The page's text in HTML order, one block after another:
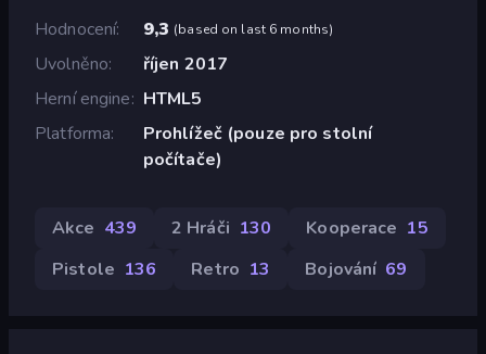
Hodnocení 9,3 (based on last 6 months)
Uvolněno
říjen 2017
Herní engine
HTML5
Platforma
Prohlížeč (pouze pro stolní
počítače)
Akce 439 2 Hráči 130 Kooperace 15
Pistole 136 Retro 13 Bojování 69